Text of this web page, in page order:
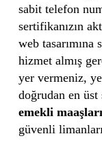
sabit telefon
sertifikanızın
web tasarımına
hizmet almış
yer vermeniz,
doğrudan en
emekli maaşları
güvenli